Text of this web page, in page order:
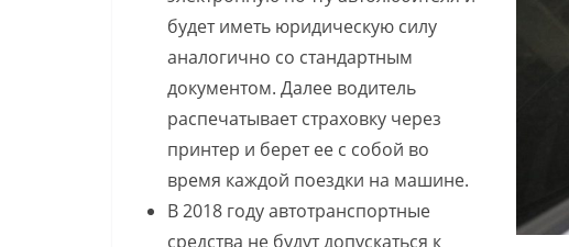
будет иметь юридическую силу
аналогично со стандартным
документом. Далее водитель
распечатывает страховку через
принтер и берет ее с собой во
время каждой поездки на машине.
В 2018 году автотранспортные
средства не будут допускаться к